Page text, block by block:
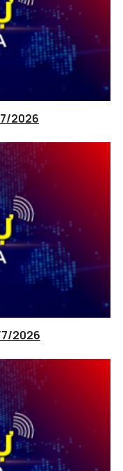
2026
2026